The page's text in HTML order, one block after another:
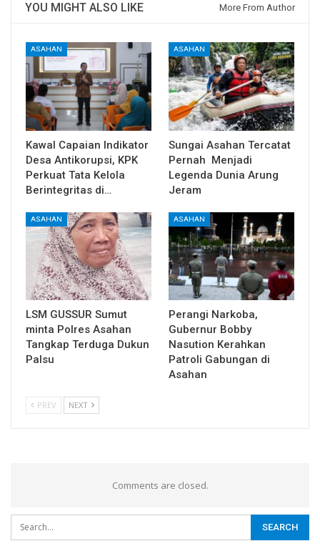
YOU MIGHT ALSO LIKE More From Author
ASAHAN
Kawal Capaian Indikator
Desa Antikorupsi, KPK
Perkuat Tata Kelola
Berintegritas di…
ASAHAN
Sungai Asahan Tercatat
Pernah Menjadi
Legenda Dunia Arung
Jeram
ASAHAN
LSM GUSSUR Sumut
minta Polres Asahan
Tangkap Terduga Dukun
Palsu
ASAHAN
Perangi Narkoba,
Gubernur Bobby
Nasution Kerahkan
Patroli Gabungan di
Asahan
PREV NEXT
Comments are closed.